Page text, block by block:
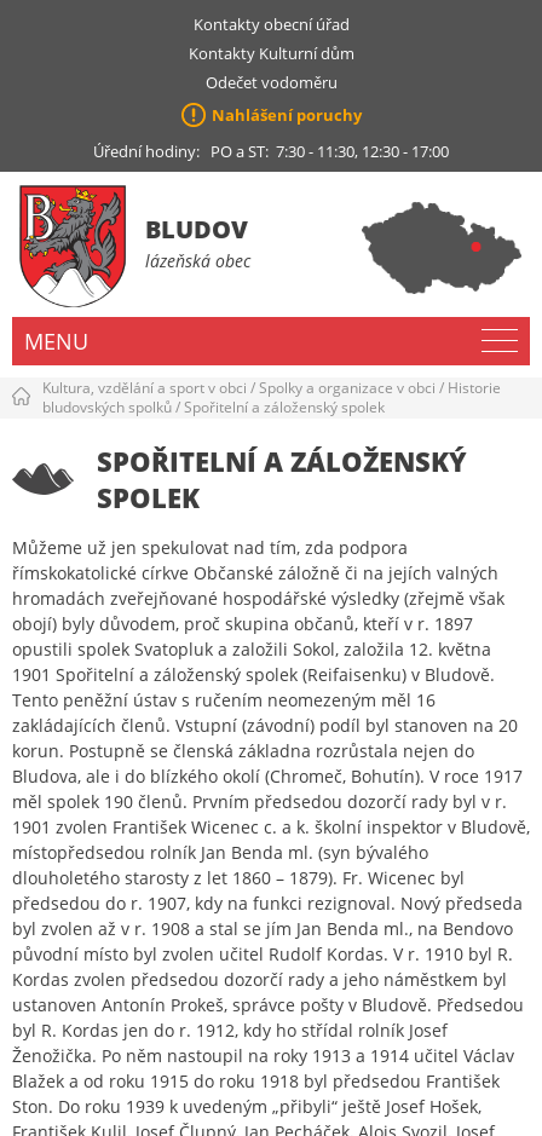
Kontakty obecní úřad
Kontakty Kulturní dům
Odečet vodoměru
Nahlášení poruchy
Úřední hodiny: PO a ST: 7:30 - 11:30, 12:30 - 17:00
BLUDOV
lázeňská obec
MENU
Kultura, vzdělání a sport v obci /Spolky a organizace v obci / Historie
bludovských spolků/Spořitelní a záloženský spolek
SPOŘITELNÍ A ZÁLOŽENSKÝ
SPOLEK
Můžeme už jen spekulovat nad tím, zda podpora
římskokatolické církve Občanské záložně či na jejích valných
hromadách zveřejňované hospodářské výsledky (zřejmě však
obojí) byly důvodem, proč skupina občanů, kteří v r. 1897
opustili spolek Svatopluk a založili Sokol, založila 12. května
1901 Spořitelní a záloženský spolek (Reifaisenku) v Bludově.
Tento peněžní ústav s ručením neomezeným měl 16
zakládajících členů. Vstupní (závodní) podíl byl stanoven na 20
korun. Postupně se členská základna rozrůstala nejen do
Bludova, ale i do blízkého okolí (Chromeč, Bohutín). V roce 1917
měl spolek 190 členů. Prvním předsedou dozorčí rady byl v r.
1901 zvolen František Wicenec c. a k. školní inspektor v Bludově,
místopředsedou rolník Jan Benda ml. (syn bývalého
dlouholetého starosty z let 1860 – 1879). Fr. Wicenec byl
předsedou do r. 1907, kdy na funkci rezignoval. Nový předseda
byl zvolen až v r. 1908 a stal se jím Jan Benda ml., na Bendovo
původní místo byl zvolen učitel Rudolf Kordas. V r. 1910 byl R.
Kordas zvolen předsedou dozorčí rady a jeho náměstkem byl
ustanoven Antonín Prokeš, správce pošty v Bludově. Předsedou
byl R. Kordas jen do r. 1912, kdy ho střídal rolník Josef
Ženožička. Po něm nastoupil na roky 1913 a 1914 učitel Václav
Blažek a od roku 1915 do roku 1918 byl předsedou František
Ston. Do roku 1939 k uvedeným „přibyli“ ještě Josef Hošek,